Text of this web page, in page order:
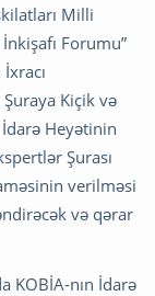
Milli
Forumu”
Kiçik və
Heyətinin
Şurası
verilməsi
və qərar
KOBİA-nın İdarə